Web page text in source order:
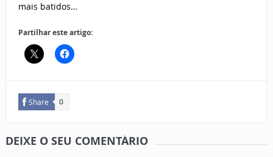
mais batidos…
Partilhar este artigo:
Share 0
DEIXE O SEU COMENTÁRIO